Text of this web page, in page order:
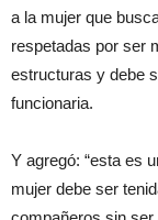
a la mujer que
respetadas por ser
estructuras y debe
funcionaria.
Y agregó: “esta es
mujer debe ser